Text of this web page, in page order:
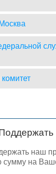
наш
сумму на